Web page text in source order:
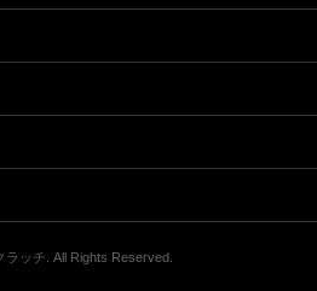
ッチ. All Rights Reserved.